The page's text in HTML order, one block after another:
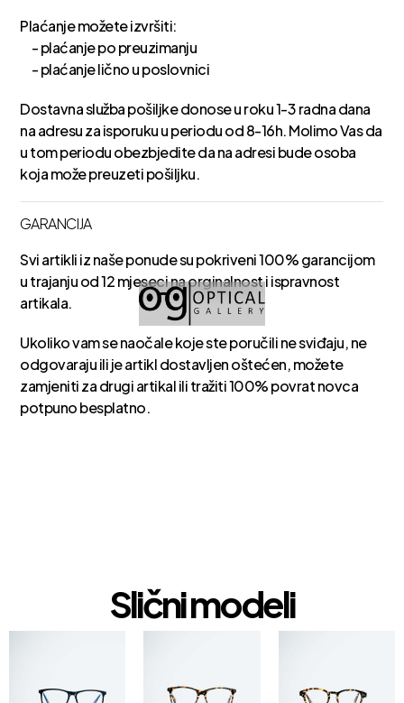
Plaćanje možete izvršiti:
- plaćanje po preuzimanju
- plaćanje lično u poslovnici
Dostavna služba pošiljke donose u roku 1-3 radna dana
na adresu za isporuku u periodu od 8-16h. Molimo Vas da
u tom periodu obezbjedite da na adresi bude osoba
koja može preuzeti pošiljku.
GARANCIJA
Svi artikli iz naše ponude su pokriveni 100% garancijom
u trajanju od 12 mjeseci na orginalnost i ispravnost
artikala.
Ukoliko vam se naočale koje ste poručili ne sviđaju, ne
odgovaraju ili je artikl dostavljen oštećen, možete
zamjeniti za drugi artikal ili tražiti 100% povrat novca
potpuno besplatno.
Slični modeli
1+1 1+1